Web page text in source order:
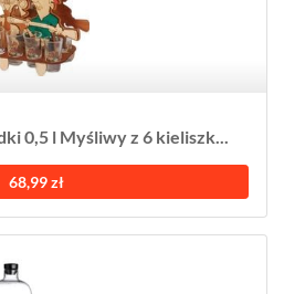
0,5 l Myśliwy z 6 kieliszk...
68,99 zł